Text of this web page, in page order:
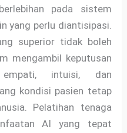
pada sistem
yang perlu diantisipasi.
superior tidak boleh
mengambil keputusan
intuisi, dan
kondisi pasien tetap
Pelatihan tenaga
AI yang tepat